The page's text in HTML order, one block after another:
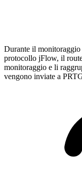
Durante il
protocollo jFlow, il
monitoraggio e li
vengono inviate a